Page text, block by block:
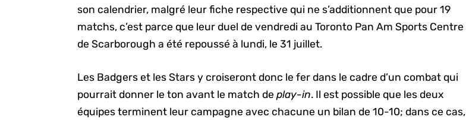
son calendrier, malgré leur fiche respective qui ne s’additionnent que pour 19
matchs, c’est parce que leur duel de vendredi au Toronto Pan Am Sports Centre
de Scarborough a été repoussé à lundi, le 31 juillet.
Les Badgers et les Stars y croiseront donc le fer dans le cadre d’un combat qui
pourrait donner le ton avant le match deplay-in. Il est possible que les deux
équipes terminent leur campagne avec chacune un bilan de 10-10; dans ce cas,